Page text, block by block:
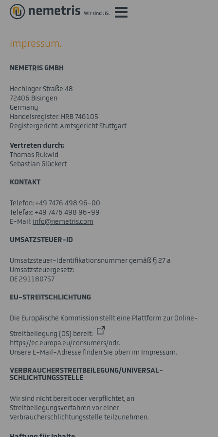
Impressum.
NEMETRIS GMBH
Hechinger Straße 48
72406 Bisingen
Germany
Handelsregister: HRB 746105
Registergericht: Amtsgericht Stuttgart
Vertreten durch:
Thomas Rukwid
Sebastian Glückert
KONTAKT
Telefon: +49 7476 498 96-00
Telefax: +49 7476 498 96-99
E-Mail: nf n m tr sc m
UMSATZSTEUER-ID
Umsatzsteuer-Identifikationsnummer gemäß § 27 a
Umsatzsteuergesetz:
DE 291180757
EU-STREITSCHLICHTUNG
Die Europäische Kommission stellt eine Plattform zur Online-
Streitbeilegung (OS) bereit:
https://ec.europa.eu/consumers/odr.
Unsere E-Mail-Adresse finden Sie oben im Impressum.
VERBRAUCHER­STREIT­BEILEGUNG/UNIVERSAL­
SCHLICHTUNGS­STELLE
Wir sind nicht bereit oder verpflichtet, an
Streitbeilegungsverfahren vor einer
Verbraucherschlichtungsstelle teilzunehmen.